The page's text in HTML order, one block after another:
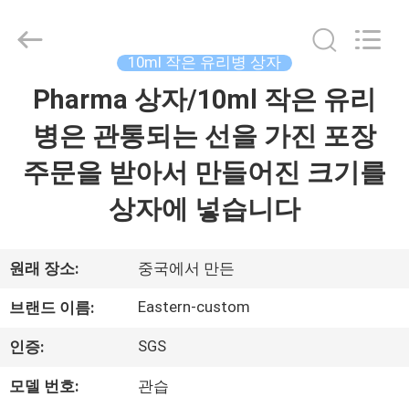
제
우
리
에
대
2017
Industry
10ml 작은 유리병 상자
Pharma 상자/10ml 작은 유리
병은 관통되는 선을 가진 포장
주문을 받아서 만들어진 크기를
상자에 넣습니다
원래 장소: 중국에서 만든
브랜드 이름: Eastern-custom
인증: SGS
모델 번호: 관습